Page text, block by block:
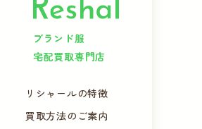
ブランド服
宅配買取専門店
リシャールの特徴
買取方法のご案内